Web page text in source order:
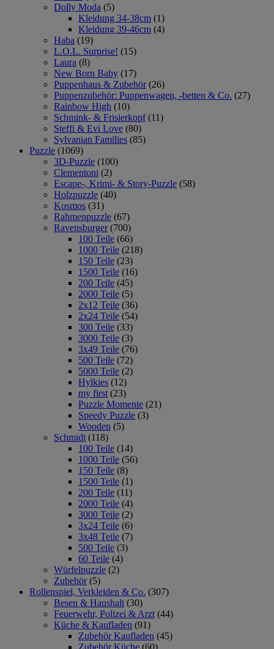
Dolly Moda (5)
Kleidung 34-38cm (1)
Kleidung 39-46cm (4)
Haba (19)
L.O.L. Surprise! (15)
Laura (8)
New Born Baby (17)
Puppenhaus & Zubehör (26)
Puppenzubehör: Puppenwagen, -betten & Co. (27)
Rainbow High (10)
Schmink- & Frisierkopf (11)
Steffi & Evi Love (80)
Sylvanian Families (85)
Puzzle (1069)
3D-Puzzle (100)
Clementoni (2)
Escape-, Krimi- & Story-Puzzle (58)
Holzpuzzle (40)
Kosmos (31)
Rahmenpuzzle (67)
Ravensburger (700)
100 Teile (66)
1000 Teile (218)
150 Teile (23)
1500 Teile (16)
200 Teile (45)
2000 Teile (5)
2x12 Teile (36)
2x24 Teile (54)
300 Teile (33)
3000 Teile (3)
3x49 Teile (76)
500 Teile (72)
5000 Teile (2)
Hylkies (12)
my first (23)
Puzzle Momente (21)
Speedy Puzzle (3)
Wooden (5)
Schmidt (118)
100 Teile (14)
1000 Teile (56)
150 Teile (8)
1500 Teile (1)
200 Teile (11)
2000 Teile (4)
3000 Teile (2)
3x24 Teile (6)
3x48 Teile (7)
500 Teile (3)
60 Teile (4)
Würfelpuzzle (2)
Zubehör (5)
Rollenspiel, Verkleiden & Co. (307)
Besen & Haushalt (30)
Feuerwehr, Polizei & Arzt (44)
Küche & Kaufladen (91)
Zubehör Kaufladen (45)
Zubehör Küche (60)